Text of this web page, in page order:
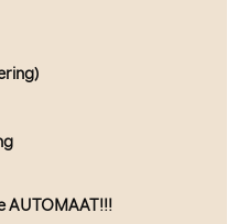
AUTOMAAT!!!